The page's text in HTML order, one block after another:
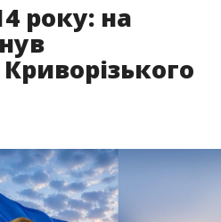
року: на